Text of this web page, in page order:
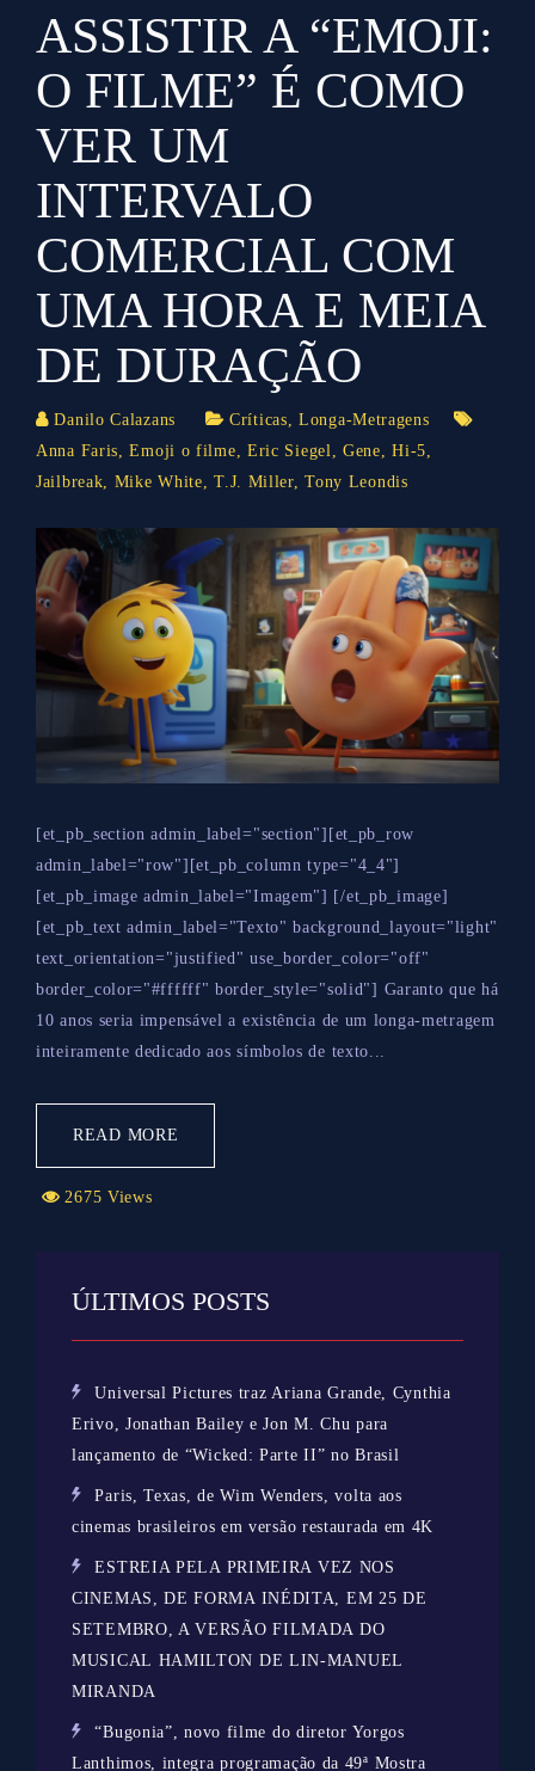
ASSISTIR A “EMOJI:
O FILME” É COMO
VER UM
INTERVALO
COMERCIAL COM
UMA HORA E MEIA
DE DURAÇÃO
Danilo Calazans Críticas,Longa-Metragens
Anna Faris,Emoji o filme, Eric Siegel,Gene,Hi-5,
Jailbreak, Mike White,T.J. Miller,Tony Leondis
[et_pb_section admin_label="section"][et_pb_row
admin_label="row"][et_pb_column type="4_4"]
[et_pb_image admin_label="Imagem"] [/et_pb_image]
[et_pb_text admin_label="Texto" background_layout="light"
text_orientation="justified" use_border_color="off"
border_color="#ffffff" border_style="solid"] Garanto que há
10 anos seria impensável a existência de um longa-metragem
inteiramente dedicado aos símbolos de texto...
READ MORE
2675 Views
ÚLTIMOS POSTS
Universal Pictures traz Ariana Grande, Cynthia
Erivo, Jonathan Bailey e Jon M. Chu para
lançamento de “Wicked: Parte II” no Brasil
Paris, Texas, de Wim Wenders, volta aos
cinemas brasileiros em versão restaurada em 4K
ESTREIA PELA PRIMEIRA VEZ NOS
CINEMAS, DE FORMA INÉDITA, EM 25 DE
SETEMBRO, A VERSÃO FILMADA DO
MUSICAL HAMILTON DE LIN-MANUEL
MIRANDA
“Bugonia”, novo filme do diretor Yorgos
Lanthimos, integra programação da 49ª Mostra